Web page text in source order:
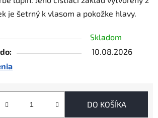
je šetrný k vlasom a pokožke hlavy.
Skladom
10.08.2026
DO KOŠÍKA